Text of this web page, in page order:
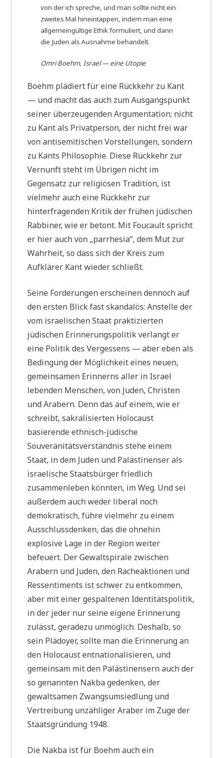
von der ich spreche, und man sollte nicht ein
zweites Mal hineintappen, indem man eine
allgemeingültige Ethik formuliert, und dann
die Juden als Ausnahme behandelt.
Omri Boehm, Israel — eine Utopie
Boehm plädiert für eine Rückkehr zu Kant
— und macht das auch zum Ausgangspunkt
seiner überzeugenden Argumentation; nicht
zu Kant als Privatperson, der nicht frei war
von antisemitischen Vorstellungen, sondern
zu Kants Philosophie. Diese Rückkehr zur
Vernunft steht im Übrigen nicht im
Gegensatz zur religiösen Tradition, ist
vielmehr auch eine Rückkehr zur
hinterfragenden Kritik der frühen jüdischen
Rabbiner, wie er betont. Mit Foucault spricht
er hier auch von „parrhesia“, dem Mut zur
Wahrheit, so dass sich der Kreis zum
Aufklärer Kant wieder schließt.
Seine Forderungen erscheinen dennoch auf
den ersten Blick fast skandalös: Anstelle der
vom israelischen Staat praktizierten
jüdischen Erinnerungspolitik verlangt er
eine Politik des Vergessens — aber eben als
Bedingung der Möglichkeit eines neuen,
gemeinsamen Erinnerns aller in Israel
lebenden Menschen, von Juden, Christen
und Arabern. Denn das auf einem, wie er
schreibt, sakralisierten Holocaust
basierende ethnisch-jüdische
Souveränitätsverständnis stehe einem
Staat, in dem Juden und Palästinenser als
israelische Staatsbürger friedlich
zusammenleben könnten, im Weg. Und sei
außerdem auch weder liberal noch
demokratisch, führe vielmehr zu einem
Ausschlussdenken, das die ohnehin
explosive Lage in der Region weiter
befeuert. Der Gewaltspirale zwischen
Arabern und Juden, den Racheaktionen und
Ressentiments ist schwer zu entkommen,
aber mit einer gespaltenen Identitätspolitik,
in der jeder nur seine eigene Erinnerung
zulässt, geradezu unmöglich. Deshalb, so
sein Plädoyer, sollte man die Erinnerung an
den Holocaust entnationalisieren, und
gemeinsam mit den Palästinensern auch der
so genannten Nakba gedenken, der
gewaltsamen Zwangsumsiedlung und
Vertreibung unzähliger Araber im Zuge der
Staatsgründung 1948.
Die Nakba ist für Boehm auch ein